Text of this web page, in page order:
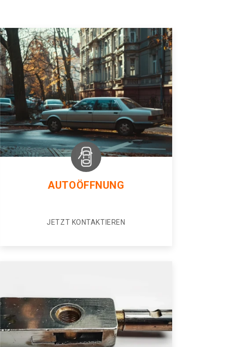
AUTOÖFFNUNG
JETZT KONTAKTIEREN